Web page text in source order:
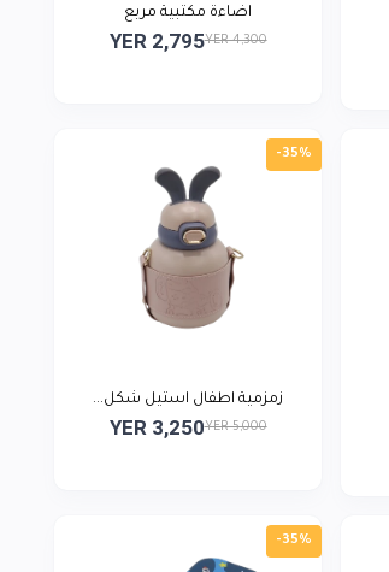
اضاءة مكتبية مربع
YER 4,300
YER 2,795
-35%
زمزمية اطفال استيل شكل...
YER 5,000
YER 3,250
-35%